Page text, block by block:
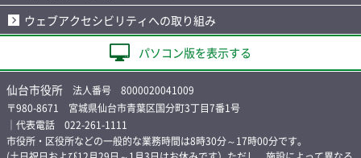
ウェブアクセシビリティへの取り組み
パソコン版を表示する
仙台市役所 法人番号 8000020041009
〒980-8671 宮城県仙台市青葉区国分町3丁目7番1号
｜代表電話 022-261-1111
市役所・区役所などの一般的な業務時間は8時30分～17時00分です。